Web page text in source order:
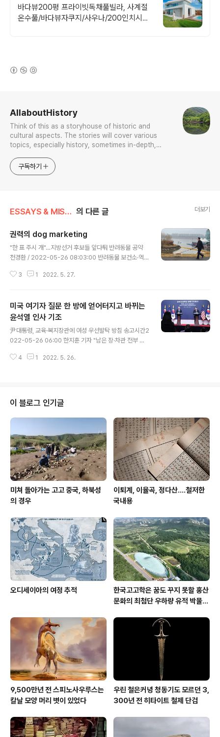
한정 수영장 포함
바다뷰200평 프라이빗독채풀빌라, 사계절
온수풀/바다뷰자쿠지/사우나/200인치시네
AllaboutHistory
Think of this as a storyhouse of historic and
cultural aspects. The stories will cover various
topics, especially history, sometimes in-depth,
approach will be to resist any common sense or
generalized viewpoint
구독하기
ESSAYS & MISCELLANIES 의 다른 글 더보기
권력의 dog marketing
"한 표 주시 개"…지방선거 후보들 앞다퉈 반려동물 공약
천경환 / 2022-05-26 08:03:00 반려동물 보건소·엑스
구호 보다 의지 갖추고 실행해야" ＂한 표 주시 개＂…지방
헛구호 보다 의지 갖추고 실행해야＂ (전국종합=연합뉴
스) 충북 청주에서 갈색 푸들 ′밥(Bob)′을 키우는 채 k-od
yssey.com 이게 분명 종래엔 없던 새로운 사회현상이라
그 직접 동인 중 하냐로 미국 문화도 뺄 수 없으니 매양 미
국 대통령 보면 개시키 딜꼬 나오는 각종 쇼를 하거니와 개
중 어떤 이는 사냥개 딜꼬 휴기지서 노는 장면을 부러 언론
3 1 2022. 5. 27.
미국 여기자 질문 한 방에 얻어터지고 바뀌는
윤석열 인사 기조
尹대통령, 교육·복지장관에 여성 우선발탁 방침 송고시간2
022-05-26 06:00 한지훈 기자 "남은 장·차관 전부 여
지장관에 여성 우선발탁 방침 | 연합뉴스 (서울=연합뉴스)
식을 접하고는 내가 피식 웃고 말았다. 예상대로였으니 말
이다. 미국 워싱턴포스트 여기자한테 한 방 얻어터지고는
저리 기조를 바꿀지 알았으니깐 말이다. 왜? 우린 딴 건 다
참아도 외신, 특히 미국 언론이 뭐라 깐족대는 거 참 못 참
거든? 저 윤석열은 현재까지 비치는 모습을 볼 적에 고집불
통이다. 그..
4 1 2022. 5. 26.
이 블로그 인기글
미쳐 돌아가는 고고 중국, 하북성
의 경우
이퇴계, 이율곡, 정다산....철저한
국내용
오디세이아의 여정 추적
한국고고학은 꿈도 꾸지 못할 홍산
문화의 최첨단 우하량 유적 박물관
9,500만년 전 스피노사우루스는
칼날 모양 머리 볏이 있었다
우린 철은커녕 청동기도 모르던 3,
300년 전 히타이트 철제 단검